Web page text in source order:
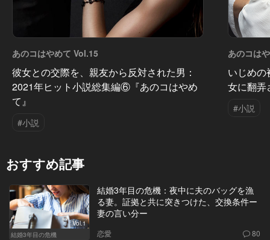
あのコはやめて Vol.15
彼女との交際を、親友から反対された男：
2021年ヒット小説総集編⑥『あのコはやめ
て』
#小説
あのコは
いじめ
女に翻弄
#小説
おすすめ記事
Vol.1
結婚3年目の危機
結婚3年目の危機：夜中に夫のバッグを漁
る妻。証拠と共に突きつけた、交換条件ー
妻の言い分ー
恋愛 80